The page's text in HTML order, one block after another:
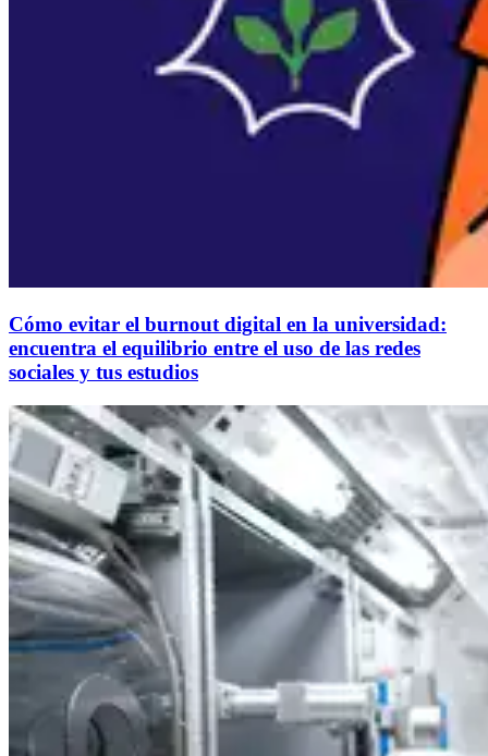
Cómo evitar el burnout digital en la universidad:
encuentra el equilibrio entre el uso de las redes
sociales y tus estudios